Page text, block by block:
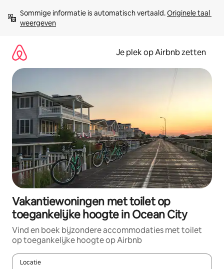
direct
naar
Sommige informatie is automatisch vertaald. Originele taal
weergeven
Je plek op Airbnb zetten
Vakantiewoningen met toilet op
toegankelijke hoogte in Ocean City
Vind en boek bijzondere accommodaties met toilet
op toegankelijke hoogte op Airbnb
Locatie